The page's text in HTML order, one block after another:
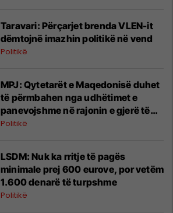
Taravari: Përçarjet brenda VLEN-it
dëmtojnë imazhin politikë në vend
Politikë
MPJ: Qytetarët e Maqedonisë duhet
të përmbahen nga udhëtimet e
panevojshme në rajonin e gjerë të
Lindjes së Mesme
Politikë
LSDM: Nuk ka rritje të pagës
minimale prej 600 eurove, por vetëm
1.600 denarë të turpshme
Politikë